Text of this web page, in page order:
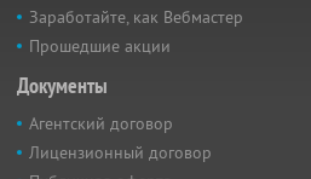
Заработайте, как Вебмастер
Прошедшие акции
Документы
Агентский договор
Лицензионный договор